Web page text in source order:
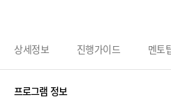
상세정보 진행가이드 멘토
프로그램 정보